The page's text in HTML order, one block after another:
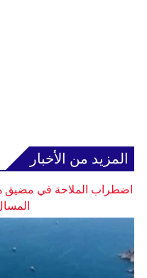
المزيد من الأخبار
اضطراب الملاحة في مضيق